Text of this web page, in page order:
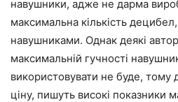
навушники, адже не дарма
максимальна кількість
навушниками. Однак деякі
максимальній гучності
використовувати не буде, тому
ціну, пишуть високі показники